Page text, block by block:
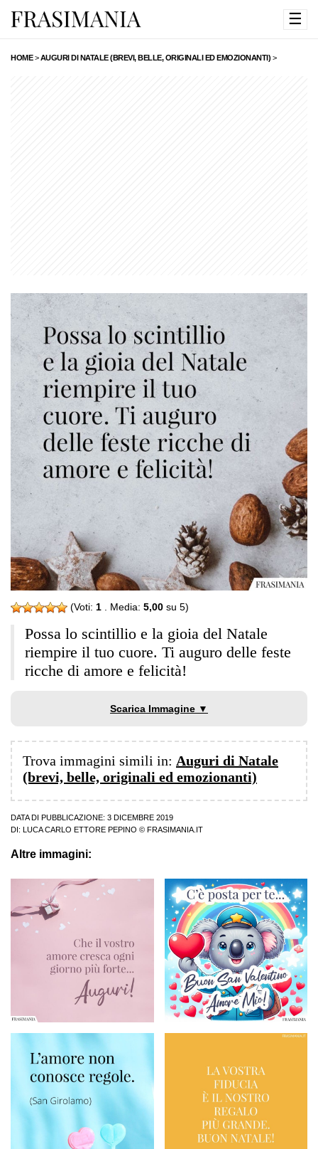
☰
HOME>AUGURI DI NATALE (BREVI, BELLE, ORIGINALI ED EMOZIONANTI) >
(Voti: 1 . Media: 5,00 su 5)
Possa lo scintillio e la gioia del Natale
riempire il tuo cuore. Ti auguro delle feste
ricche di amore e felicità!
Scarica Immagine ▼
Trova immagini simili in: Auguri di Natale
(brevi, belle, originali ed emozionanti)
DATA DI PUBBLICAZIONE: 3 DICEMBRE 2019
DI:
LUCA CARLO ETTORE PEPINO © FRASIMANIA.IT
Altre immagini: